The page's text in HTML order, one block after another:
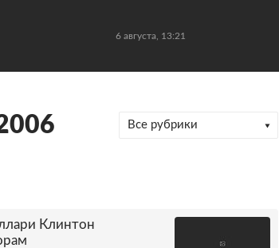
6 августа, 13:21
Все рубрики
Клинтон